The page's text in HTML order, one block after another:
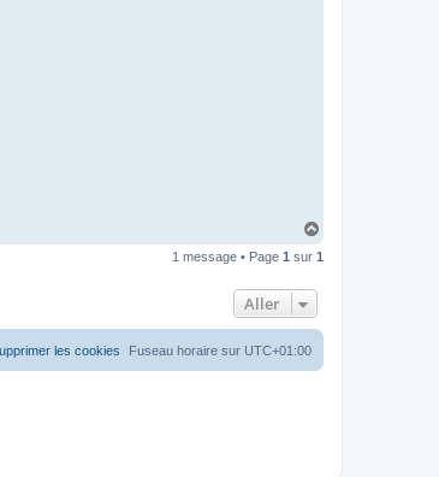
u
1 message • Page 1 sur 1
Aller
Fuseau horaire sur UTC+01:00
les cookies